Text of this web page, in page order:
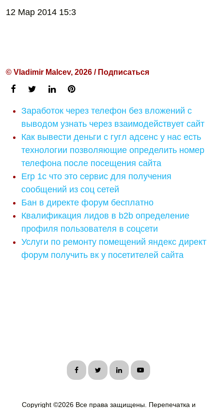
12 Мар 2014 15:3
© Vladimir Malcev, 2026 / Подписаться
Заработок через телефон без вложений с
выводом узнать через взаимодействует сайт
Как вывести деньги с гугл адсенс у нас есть
технологии позволяющие определить номер
телефона после посещения сайта
Erp 1с что это сервис для получения
сообщений из соц сетей
Бан в директе форум бесплатно
Квалификация лидов в b2b определение
профиля пользователя в соцсети
Услуги по ремонту помещений яндекс директ
форум получить вк у посетителей сайта
Copyright ©2026 Все права защищены. Перепечатка и